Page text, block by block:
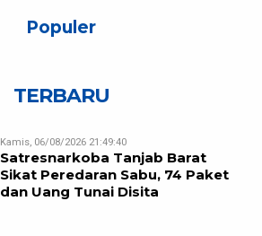
Populer
TERBARU
Kamis, 06/08/2026 21:49:40
Satresnarkoba Tanjab Barat
Sikat Peredaran Sabu, 74 Paket
dan Uang Tunai Disita